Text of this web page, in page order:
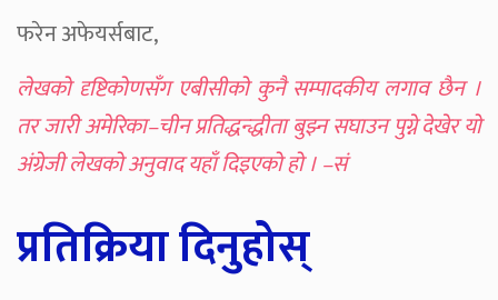
फरेन अफेयर्सबाट,
लेखको दृष्टिकोणसँग एबीसीको कुनै सम्पादकीय लगाव छैन ।
तर जारी अमेरिका–चीन प्रतिद्धन्द्धीता बुझ्न सघाउन पुग्ने देखेर यो
अंग्रेजी लेखको अनुवाद यहाँ दिइएको हो । –सं
प्रतिक्रिया दिनुहोस्